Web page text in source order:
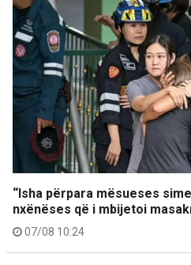
“Isha përpara mësueses
nxënëses që i mbijetoi
07/08 10:24